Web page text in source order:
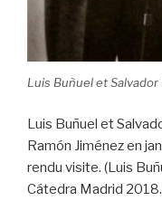
Luis Buñuel et Salvador
Luis Buñuel et
Ramón Jiménez en
rendu visite. (Luis
Cátedra Madrid